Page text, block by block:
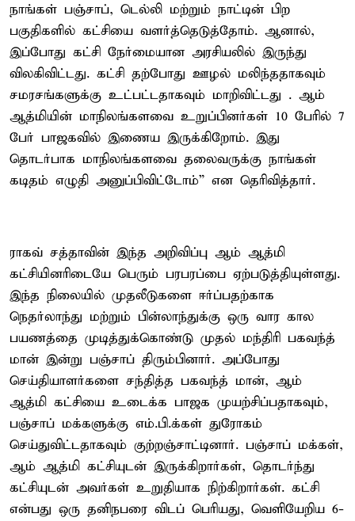
நாங்கள் பஞ்சாப், டெல்லி மற்றும் நாட்டின் பிற
பகுதிகளில் கட்சியை வளர்த்தெடுத்தோம். ஆனால்,
இப்போது கட்சி நேர்மையான அரசியலில் இருந்து
விலகிவிட்டது. கட்சி தற்போது ஊழல் மலிந்ததாகவும்
சமரசங்களுக்கு உட்பட்டதாகவும் மாறிவிட்டது . ஆம்
ஆத்மியின் மாநிலங்களவை உறுப்பினர்கள் 10 பேரில் 7
பேர் பாஜகவில் இணைய இருக்கிறோம். இது
தொடர்பாக மாநிலங்களவை தலைவருக்கு நாங்கள்
கடிதம் எழுதி அனுப்பிவிட்டோம்” என தெரிவித்தார்.
ராகவ் சத்தாவின் இந்த அறிவிப்பு ஆம் ஆத்மி
கட்சியினரிடையே பெரும் பரபரப்பை ஏற்படுத்தியுள்ளது.
இந்த நிலையில் முதலீடுகளை ஈர்ப்பதற்காக
நெதர்லாந்து மற்றும் பின்லாந்துக்கு ஒரு வார கால
பயணத்தை முடித்துக்கொண்டு முதல் மந்திரி பகவந்த்
மான் இன்று பஞ்சாப் திரும்பினார். அப்போது
செய்தியாளர்களை சந்தித்த பகவந்த் மான், ஆம்
ஆத்மி கட்சியை உடைக்க பாஜக முயற்சிப்பதாகவும்,
பஞ்சாப் மக்களுக்கு எம்.பி.க்கள் துரோகம்
செய்துவிட்டதாகவும் குற்றஞ்சாட்டினார். பஞ்சாப் மக்கள்,
ஆம் ஆத்மி கட்சியுடன் இருக்கிறார்கள், தொடர்ந்து
கட்சியுடன் அவர்கள் உறுதியாக நிற்கிறார்கள். கட்சி
என்பது ஒரு தனிநபரை விடப் பெரியது, வெளியேறிய 6-